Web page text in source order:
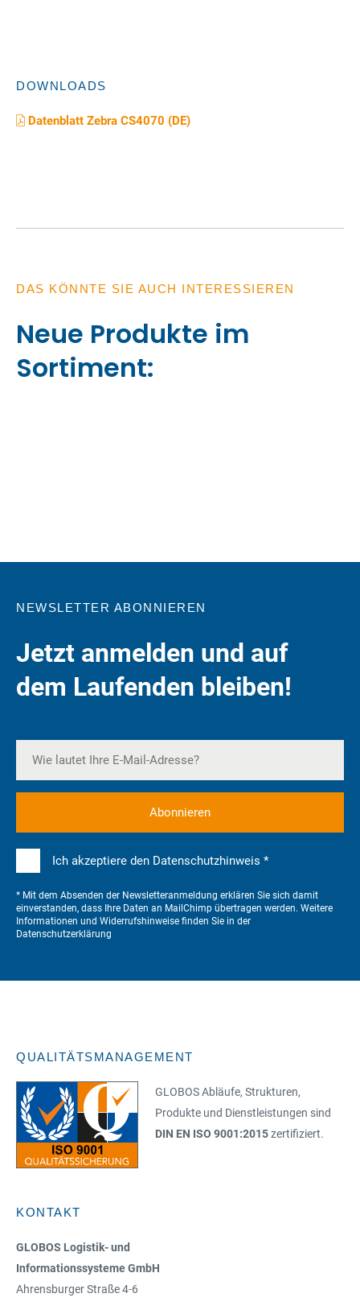
DOWNLOADS
Datenblatt Zebra CS4070 (DE)
DAS KÖNNTE SIE AUCH INTERESSIEREN
Neue Produkte im
Sortiment:
NEWSLETTER ABONNIEREN
Jetzt anmelden und auf
dem Laufenden bleiben!
Ich akzeptiere den Datenschutzhinweis *
* Mit dem Absenden der Newsletteranmeldung erklären Sie sich damit
einverstanden, dass Ihre Daten an MailChimp übertragen werden. Weitere
Informationen und Widerrufshinweise finden Sie in der
Datenschutzerklärung
QUALITÄTSMANAGEMENT
GLOBOS Abläufe, Strukturen,
Produkte und Dienstleistungen sind
DIN EN ISO 9001:2015zertifiziert.
KONTAKT
GLOBOS Logistik- und
Informationssysteme GmbH
Ahrensburger Straße 4-6